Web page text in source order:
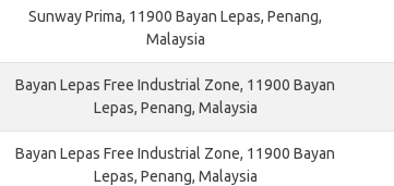
Sunway Prima, 11900 Bayan Lepas, Penang,
Malaysia
Bayan Lepas Free Industrial Zone, 11900 Bayan
Lepas, Penang, Malaysia
Bayan Lepas Free Industrial Zone, 11900 Bayan
Lepas, Penang, Malaysia